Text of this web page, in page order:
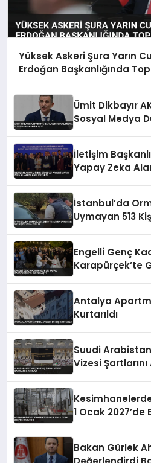
Yüksek Askeri Şura Yarın
Erdoğan Başkanlığında
Ümit Dikbayır
Sosyal Medya
İletişim
Yapay Zeka
İstanbul’da
Uymayan 513
Engelli Genç
Karapürçek’te
Antalya
Kurtarıldı
Suudi
Vizesi Şartlarını
1 Ocak 2027’de
Bakan Gürlek